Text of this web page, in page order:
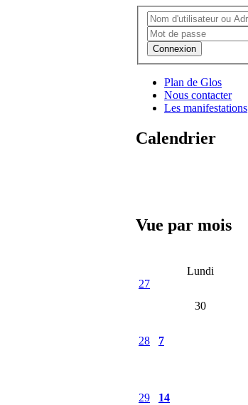
Connexion
Plan de Glos
Nous contacter
Les manifestations
Calendrier
Vue par mois
Lundi
27
30
28 7
29 14